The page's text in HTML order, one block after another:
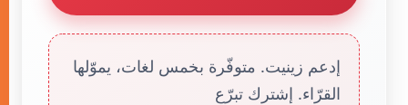
إدعم زينيت. متوفّرة بخمس لغات، يموّلها
القرّاء. إشترك تبرّع